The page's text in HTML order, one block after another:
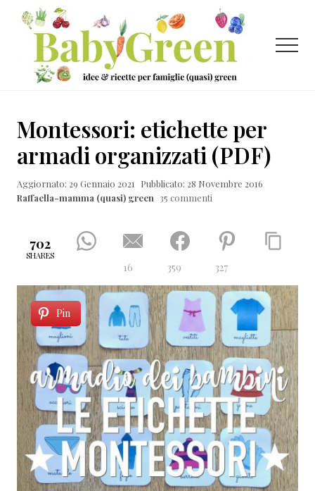
Menu
Passa
contenuto
principale
Passa
laterale
primaria
Passa
ricette
per
famiglie
Menu
Montessori: etichette per
armadi organizzati (PDF)
Aggiornato: 29 Gennaio 2021
Pubblicato: 28 Novembre 2016
Raffaella-mamma (quasi) green 35 commenti
702
SHARES
16 359 327
Pin